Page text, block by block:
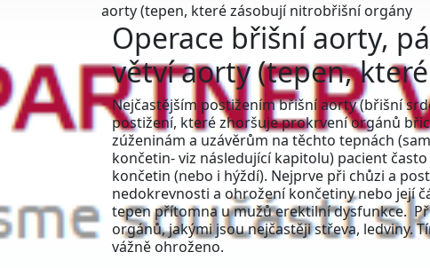
aorty (tepen, které zásobují nitrobřišní orgány
Operace břišní aorty,
větví aorty (tepen,
Nejčastějším postižením břišní aorty (břišní
postižení, které zhoršuje prokrvení orgánů
zúženinám a uzávěrům na těchto tepnách
končetin- viz následující kapitolu) pacient
končetin (nebo i hýždí). Nejprve při chůzi a
nedokrevnosti a ohrožení končetiny nebo její
tepen přítomna u mužů erektilní dysfunkce.
orgánů, jakými jsou nejčastěji střeva, ledviny.
vážně ohroženo.